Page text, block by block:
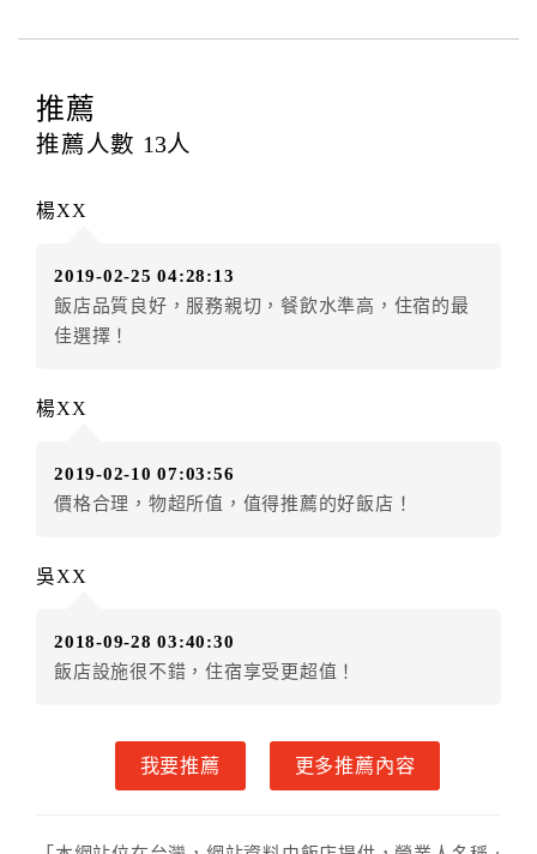
四、訂單異動
提出申辦不得異動訂單。
每筆訂單異動限定
辦理取消退款。
房者應補足差額。（限原訂飯店）
房者不得要求退其差額。（限原訂飯店）
五、保留住宿權益(保留住房)
（提出申辦日為保留起算日）
店客滿，敬請及早計畫，如逾時未提出申辦，視同無條
件放棄訂單（住宿權益）。 （限原訂飯店使用）
得辦理取消退款。
．訂單異動後，訂單費用總計小於原訂單費用總計時，
訂房者因故取消訂單辦理退款，依下列標準申辦：
◎住房日7天前辦理者，訂單費用扣除總計0%為手續費
推薦
推薦人數 13人
楊XX
2019-02-25 04:28:13
飯店品質良好，服務親切，餐飲水準高，住宿的最
佳選擇！
楊XX
2019-02-10 07:03:56
價格合理，物超所值，值得推薦的好飯店！
吳XX
2018-09-28 03:40:30
飯店設施很不錯，住宿享受更超值！
我要推薦 更多推薦內容